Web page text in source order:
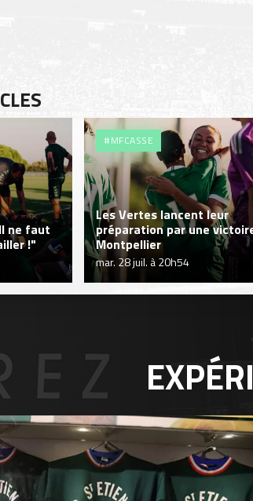
ne faut
!"
#MFCASSE
Les Vertes lancent leur
préparation par une
Montpellier
mar. 28 juil. à 20h54